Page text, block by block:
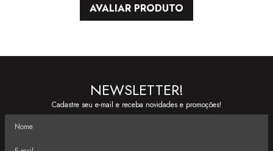
AVALIAR PRODUTO
NEWSLETTER!
Cadastre seu e-mail e receba novidades e promoções!